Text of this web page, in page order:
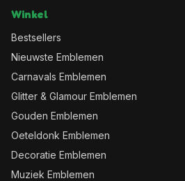
Winkel
Bestsellers
Nieuwste Emblemen
Carnavals Emblemen
Glitter & Glamour Emblemen
Gouden Emblemen
Oeteldonk Emblemen
Decoratie Emblemen
Muziek Emblemen